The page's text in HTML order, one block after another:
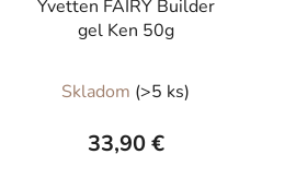
Yvetten FAIRY Builder
gel Ken 50g
hodnotenie
produktu
Skladom (>5 ks)
33,90 €